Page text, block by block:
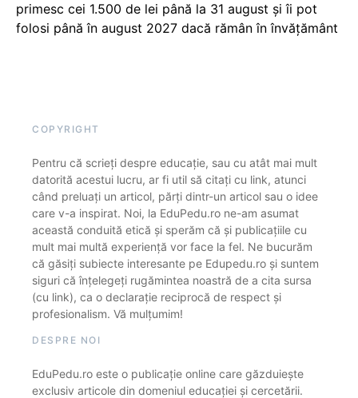
primesc cei 1.500 de lei până la 31 august și îi pot
folosi până în august 2027 dacă rămân în învățământ
COPYRIGHT
Pentru că scrieți despre educație, sau cu atât mai mult
datorită acestui lucru, ar fi util să citați cu link, atunci
când preluați un articol, părți dintr-un articol sau o idee
care v-a inspirat. Noi, la EduPedu.ro ne-am asumat
această conduită etică și sperăm că și publicațiile cu
mult mai multă experiență vor face la fel. Ne bucurăm
că găsiți subiecte interesante pe Edupedu.ro și suntem
siguri că înțelegeți rugămintea noastră de a cita sursa
(cu link), ca o declarație reciprocă de respect și
profesionalism. Vă mulțumim!
DESPRE NOI
EduPedu.ro este o publicație online care găzduiește
exclusiv articole din domeniul educației și cercetării.